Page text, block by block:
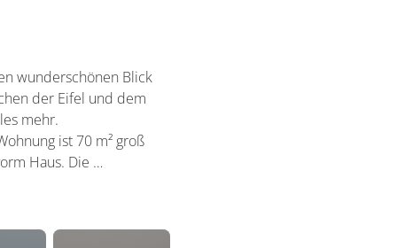
wunderschönen Blick
der Eifel und dem
mehr.
ist 70 m² groß
Haus. Die …